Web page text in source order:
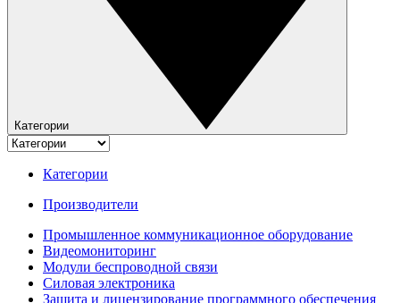
Категории
Категории
Производители
Промышленное коммуникационное оборудование
Видеомониторинг
Модули беспроводной связи
Силовая электроника
Защита и лицензирование программного обеспечения